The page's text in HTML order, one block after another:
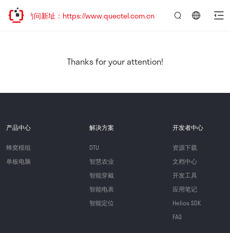
，欢迎访问新址：https://www.quectel.com.cn
Thanks for your attention!
产品中心
蜂窝模组
单板电脑
解决方案
DTU
智慧农业
智能穿戴
智能电表
智能定位
开发者中心
资源下载
文档中心
开发工具
应用笔记
Helios SDK
FAQ